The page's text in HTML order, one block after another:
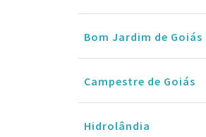
Bom Jardim de Goiás
Campestre de Goiás
Hidrolândia